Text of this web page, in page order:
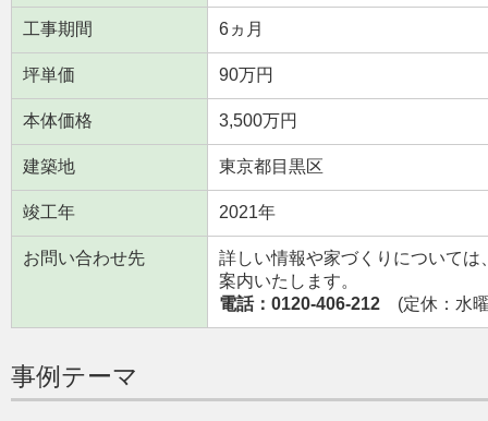
工事期間 6ヵ月
坪単価 90万円
本体価格 3,500万円
建築地 東京都目黒区
竣工年 2021年
お問い合わせ先
詳しい情報や家づくりについて
案内いたします。
電話：0120-406-212 (定休：水
事例テーマ